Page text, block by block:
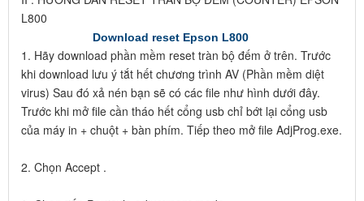
L800
Download reset Epson L800
1. Hãy download phần mềm reset tràn bộ đếm ở trên. Trước
khi download lưu ý tắt hết chương trình AV (Phần mềm diệt
virus) Sau đó xả nén bạn sẽ có các file như hình dưới đây.
Trước khi mở file cần tháo hết cổng usb chỉ bớt lại cổng usb
của máy in + chuột + bàn phím. Tiếp theo mở file AdjProg.exe.
2. Chọn Accept .